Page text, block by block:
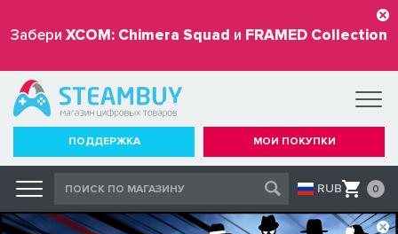
Забери XCOM: Chimera Squad и FRAMED Collection
бесплатно
ПОДДЕРЖКА МОИ ПОКУПКИ
RUB 0